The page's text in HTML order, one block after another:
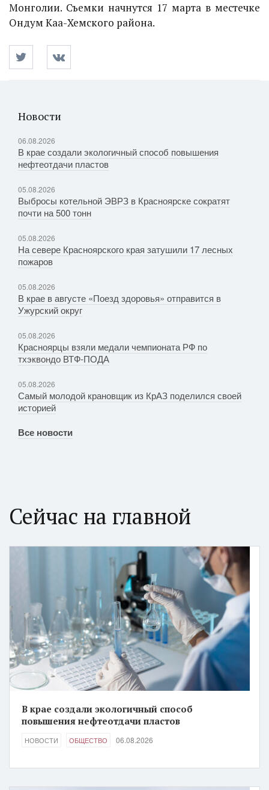
Монголии. Съемки начнутся 17 марта в местечке
Ондум Каа-Хемского района.
Новости
06.08.2026
В крае создали экологичный способ повышения
нефтеотдачи пластов
05.08.2026
Выбросы котельной ЭВРЗ в Красноярске сократят
почти на 500 тонн
05.08.2026
На севере Красноярского края затушили 17 лесных
пожаров
05.08.2026
В крае в августе «Поезд здоровья» отправится в
Ужурский округ
05.08.2026
Красноярцы взяли медали чемпионата РФ по
тхэквондо ВТФ-ПОДА
05.08.2026
Самый молодой крановщик из КрАЗ поделился своей
историей
Все новости
Сейчас на главной
В крае создали экологичный способ
повышения нефтеотдачи пластов
НОВОСТИ ОБЩЕСТВО 06.08.2026